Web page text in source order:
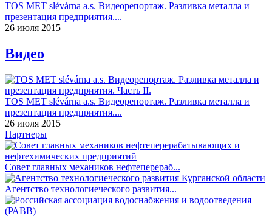
TOS MET slévárna a.s. Видеорепортаж. Разливка металла и
презентация предприятия....
26 июля 2015
Видео
TOS MET slévárna a.s. Видеорепортаж. Разливка металла и
презентация предприятия....
26 июля 2015
Партнеры
Совет главных механиков нефтеперераб...
Агентство технологиеческого развития...